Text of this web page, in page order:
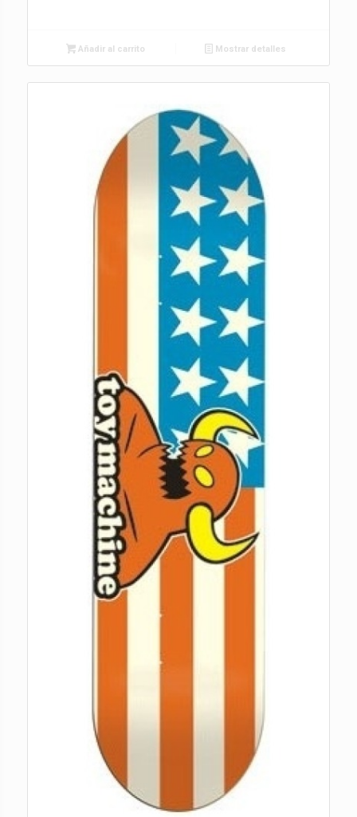
Añadir al carrito Mostrar detalles